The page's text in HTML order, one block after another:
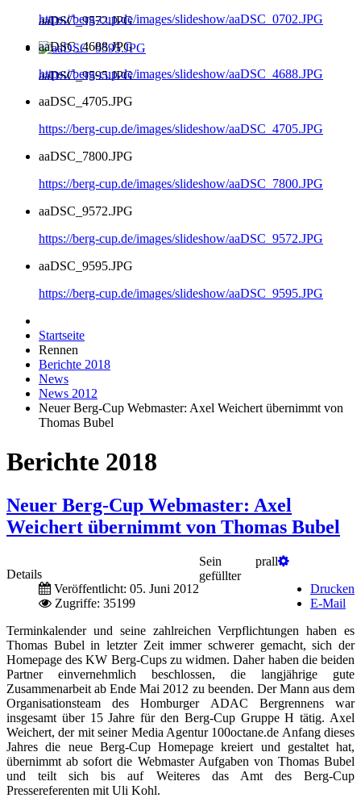
aaDSC_9572.JPG
aaDSC_9595.JPG
https://berg-cup.de/images/slideshow/aaDSC_0702.JPG
aaDSC_4688.JPG
https://berg-cup.de/images/slideshow/aaDSC_4688.JPG
aaDSC_4705.JPG
https://berg-cup.de/images/slideshow/aaDSC_4705.JPG
aaDSC_7800.JPG
https://berg-cup.de/images/slideshow/aaDSC_7800.JPG
aaDSC_9572.JPG
https://berg-cup.de/images/slideshow/aaDSC_9572.JPG
aaDSC_9595.JPG
https://berg-cup.de/images/slideshow/aaDSC_9595.JPG
Startseite
Rennen
Berichte 2018
News
News 2012
Neuer Berg-Cup Webmaster: Axel Weichert übernimmt von
Thomas Bubel
Berichte 2018
Neuer Berg-Cup Webmaster: Axel
Weichert übernimmt von Thomas Bubel
Details
Veröffentlicht: 05. Juni 2012
Zugriffe: 35199
Drucken
E-Mail
Sein prall
gefüllter
Terminkalender und seine zahlreichen Verpflichtungen haben es
Thomas Bubel in letzter Zeit immer schwerer gemacht, sich der
Homepage des KW Berg-Cups zu widmen. Daher haben die beiden
Partner einvernehmlich beschlossen, die langjährige gute
Zusammenarbeit ab Ende Mai 2012 zu beenden. Der Mann aus dem
Organisationsteam des Homburger ADAC Bergrennens war
insgesamt über 15 Jahre für den Berg-Cup Gruppe H tätig. Axel
Weichert, der mit seiner Media Agentur 100octane.de Anfang dieses
Jahres die neue Berg-Cup Homepage kreiert und gestaltet hat,
übernimmt ab sofort die Webmaster Aufgaben von Thomas Bubel
und teilt sich bis auf Weiteres das Amt des Berg-Cup
Pressereferenten mit Uli Kohl.